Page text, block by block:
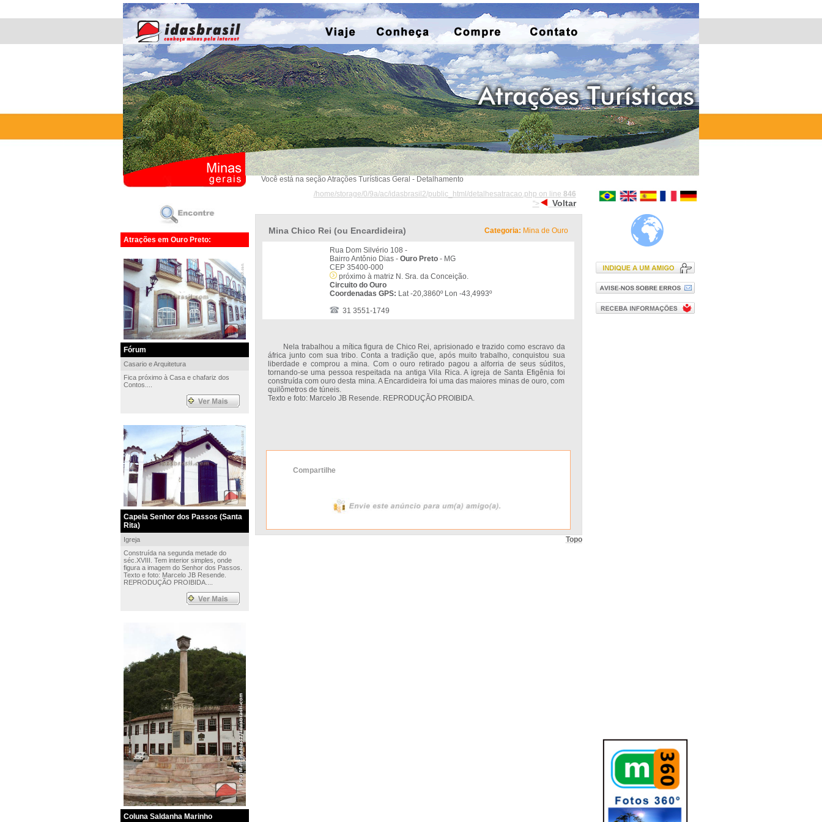
Atrações em Ouro Preto:
Fórum
Casario e Arquitetura
Fica próximo à Casa e chafariz dos
Contos....
Capela Senhor dos Passos (Santa
Rita)
Igreja
Construída na segunda metade do
séc.XVIII. Tem interior simples, onde
figura a imagem do Senhor dos Passos.
Texto e foto: Marcelo JB Resende.
REPRODUÇÃO PROIBIDA....
Coluna Saldanha Marinho
Você está na seção Atrações Turísticas Geral - Detalhamento
/home/storage/0/9a/ac/idasbrasil2/public_html/detalhesatracao.php on line 846
">
Voltar
Mina Chico Rei (ou Encardideira) Categoria: Mina de Ouro
Rua Dom Silvério 108 -
Bairro Antônio Dias - Ouro Preto - MG
CEP 35400-000
próximo à matriz N. Sra. da Conceição.
Circuito do Ouro
Coordenadas GPS: Lat -20,3860º Lon -43,4993º
31 3551-1749
Nela trabalhou a mítica figura de Chico Rei, aprisionado e trazido como escravo da
áfrica junto com sua tribo. Conta a tradição que, após muito trabalho, conquistou sua
liberdade e comprou a mina. Com o ouro retirado pagou a alforria de seus súditos,
tornando-se uma pessoa respeitada na antiga Vila Rica. A igreja de Santa Efigênia foi
construída com ouro desta mina. A Encardideira foi uma das maiores minas de ouro, com
quilômetros de túneis.
Texto e foto: Marcelo JB Resende. REPRODUÇÃO PROIBIDA.
Compartilhe
Topo